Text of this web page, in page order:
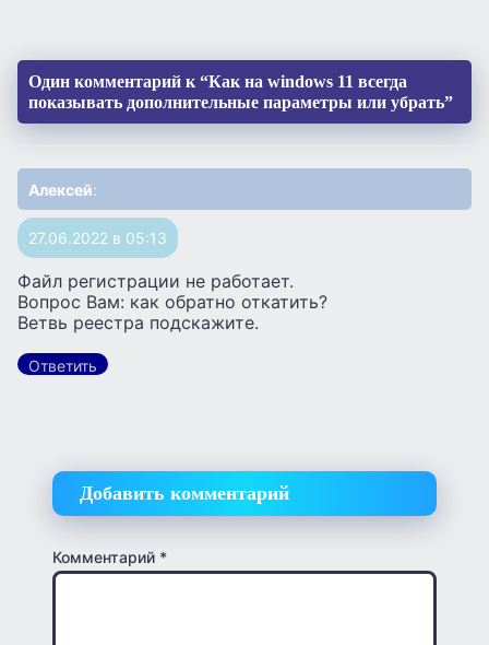
Один комментарий к “Как на windows 11 всегда
показывать дополнительные параметры или убрать”
Алексей:
27.06.2022 в 05:13
Файл регистрации не работает.
Вопрос Вам: как обратно откатить?
Ветвь реестра подскажите.
Ответить
Добавить комментарий
Комментарий *